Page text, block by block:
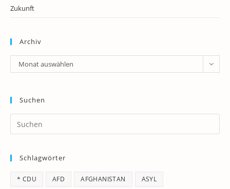
Zukunft
Archiv
Archiv
Monat auswählen
Suchen
Schlagwörter
* CDU AFD AFGHANISTAN ASYL